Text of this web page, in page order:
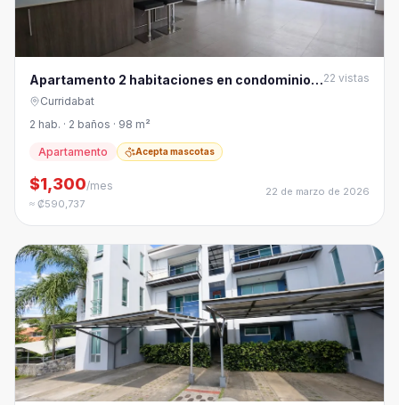
Apartamento 2 habitaciones en condominio
Pinares, Curridabat
22 vistas
Curridabat
2 hab. · 2 baños · 98 m²
Apartamento Acepta mascotas
$1,300/mes
≈ ₡590,737
22 de marzo de 2026